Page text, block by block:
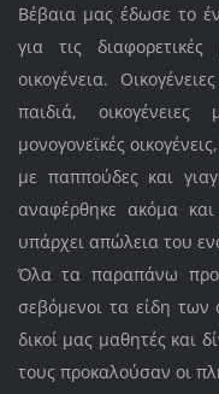
Βέβαια μας έδωσε το
για τις
οικογένεια.
παιδιά,
μονογονεϊκές
με παππούδες και
αναφέρθηκε ακόμα
υπάρχει απώλεια του
Όλα τα παραπάνω
σεβόμενοι τα είδη των
δικοί μας μαθητές και
τους προκαλούσαν οι